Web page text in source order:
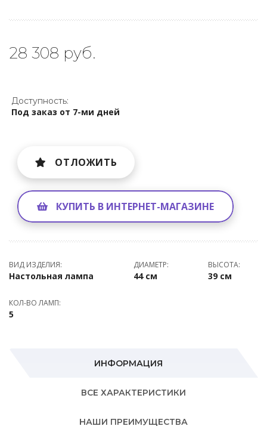
28 308 руб.
Доступность:
Под заказ от 7-ми дней
ОТЛОЖИТЬ
КУПИТЬ В ИНТЕРНЕТ-МАГАЗИНЕ
ВИД ИЗДЕЛИЯ:
Настольная лампа
ДИАМЕТР:
44 см
ВЫСОТА:
39 см
КОЛ-ВО ЛАМП:
5
ИНФОРМАЦИЯ
ВСЕ ХАРАКТЕРИСТИКИ
НАШИ ПРЕИМУЩЕСТВА